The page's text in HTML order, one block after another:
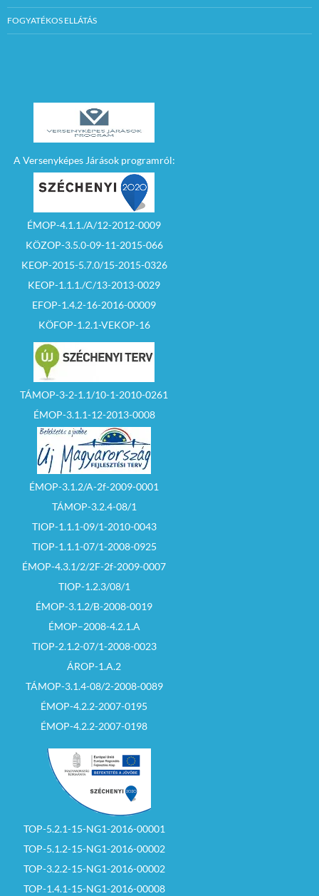
FOGYATÉKOS ELLÁTÁS
A Versenyképes Járások programról:
ÉMOP-4.1.1./A/12-2012-0009
KÖZOP-3.5.0-09-11-2015-066
KEOP-2015-5.7.0/15-2015-0326
KEOP-1.1.1./C/13-2013-0029
EFOP-1.4.2-16-2016-00009
KÖFOP-1.2.1-VEKOP-16
TÁMOP-3-2-1.1/10-1-2010-0261
ÉMOP-3.1.1-12-2013-0008
ÉMOP-3.1.2/A-2f-2009-0001
TÁMOP-3.2.4-08/1
TIOP-1.1.1-09/1-2010-0043
TIOP-1.1.1-07/1-2008-0925
ÉMOP-4.3.1/2/2F-2f-2009-0007
TIOP-1.2.3/08/1
ÉMOP-3.1.2/B-2008-0019
ÉMOP–2008-4.2.1.A
TIOP-2.1.2-07/1-2008-0023
ÁROP-1.A.2
TÁMOP-3.1.4-08/2-2008-0089
ÉMOP-4.2.2-2007-0195
ÉMOP-4.2.2-2007-0198
TOP-5.2.1-15-NG1-2016-00001
TOP-5.1.2-15-NG1-2016-00002
TOP-3.2.2-15-NG1-2016-00002
TOP-1.4.1-15-NG1-2016-00008